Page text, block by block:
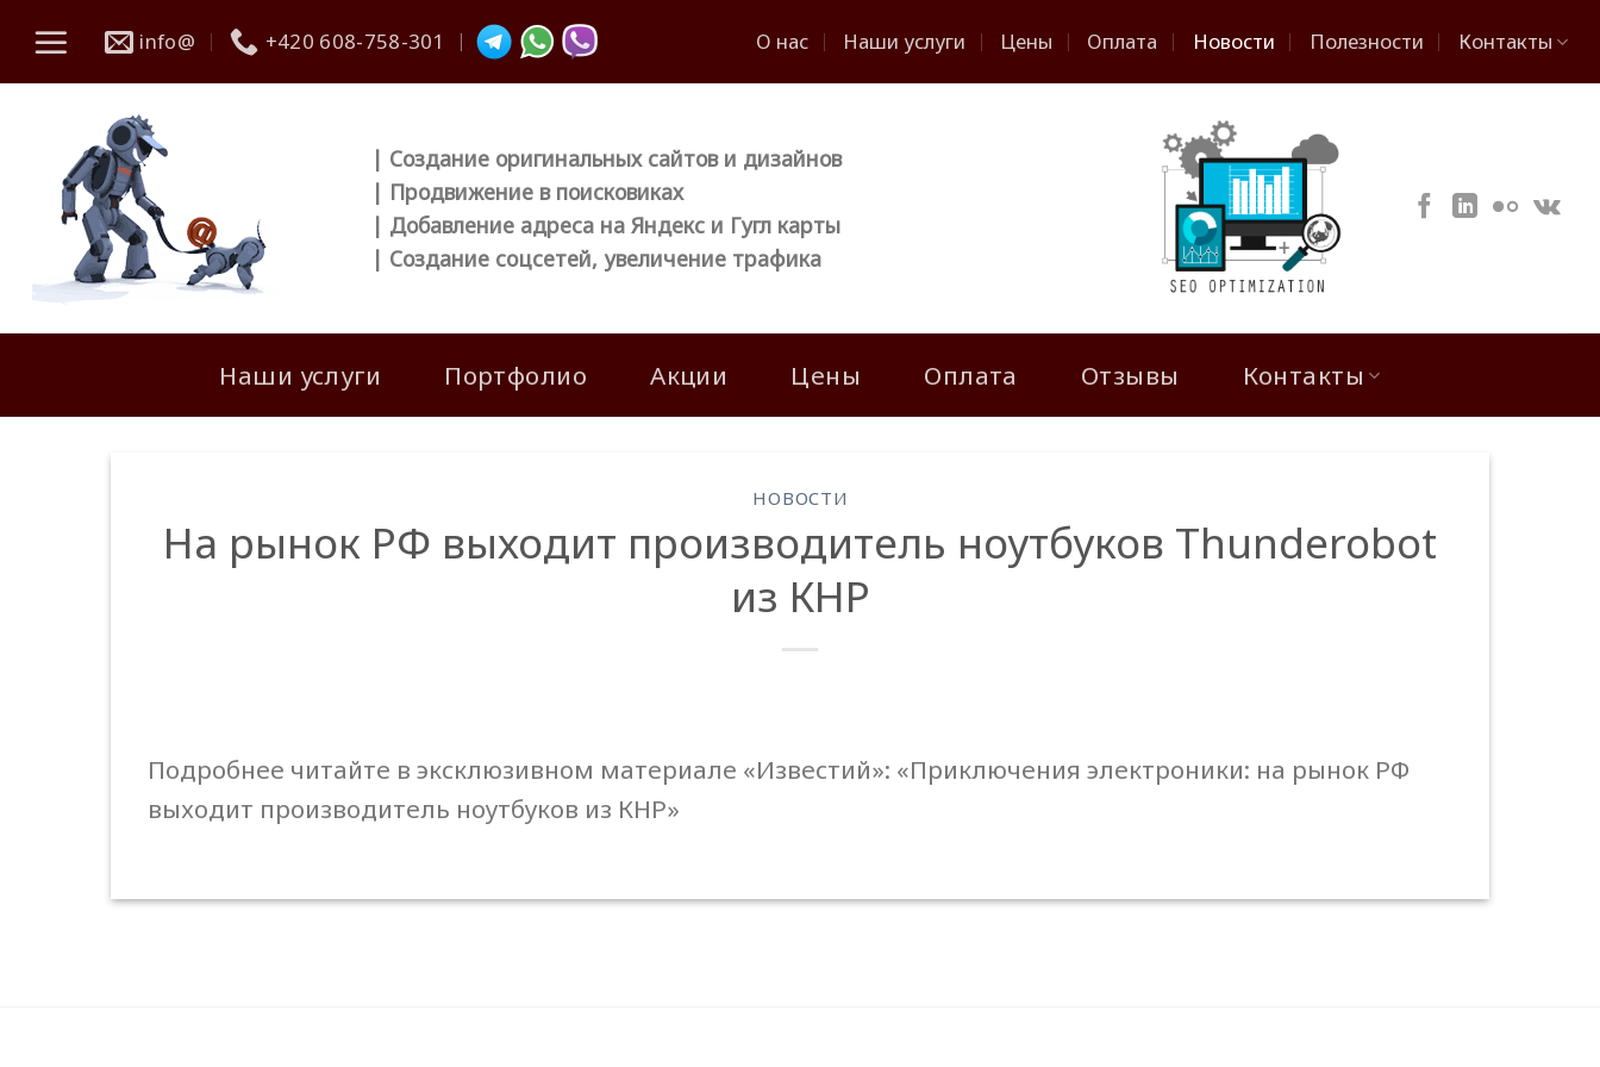
info@ +420 608-758-301 О нас Наши услуги Цены Оплата Новости Полезности Контакты
| Создание оригинальных сайтов и дизайнов
| Продвижение в поисковиках
| Добавление адреса на Яндекс и Гугл карты
| Создание соцсетей, увеличение трафика
Наши услуги Портфолио Акции Цены Оплата Отзывы Контакты
НОВОСТИ
На рынок РФ выходит производитель ноутбуков Thunderobot
из КНР
Подробнее читайте в эксклюзивном материале «Известий»: «Приключения электроники: на рынок РФ
выходит производитель ноутбуков из КНР»